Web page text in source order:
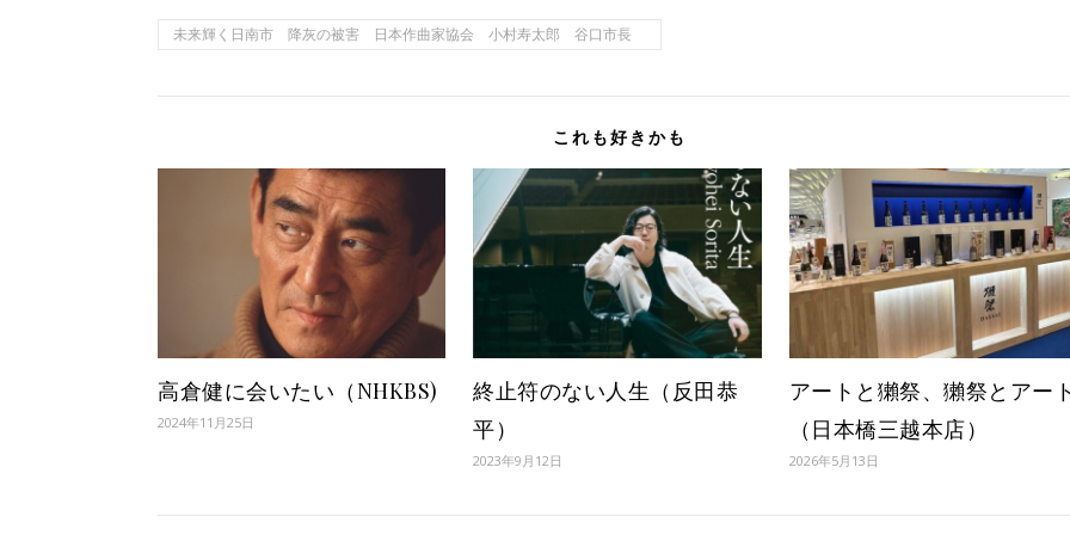
未来輝く日南市 降灰の被害 日本作曲家協会 小村寿太郎 谷口市長
これも好きかも
高倉健に会いたい（NHKBS)
2024年11月25日
終止符のない人生（反田恭
平）
2023年9月12日
アートと獺祭、獺祭とアー
（日本橋三越本店）
2026年5月13日